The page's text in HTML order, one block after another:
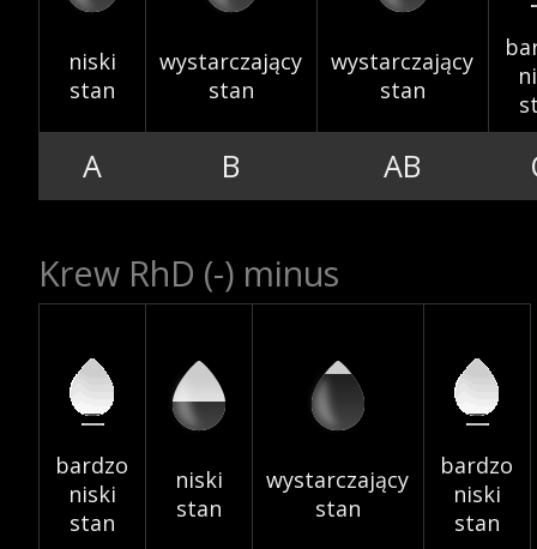
Akcje wyjazdowe
Krwiodawcy
Szpitale
niski
stan
wystarczający
stan
wystarczający
stan
A B AB
Krew RhD (-) minus
bardzo
niski
stan
niski
stan
wystarczający
stan
bardzo
niski
stan